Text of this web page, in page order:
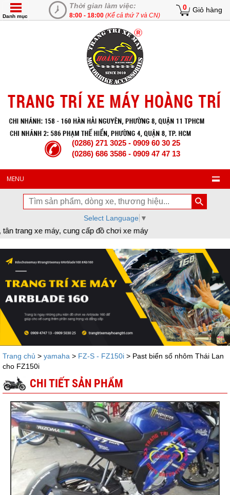
Thời gian làm việc:
8:00 - 18:00 (Kể cả thứ 7 và CN)
0 Giỏ hàng
Danh mục
(0286) 271 3025 - 0909 60 30 25
(0286) 686 3586 - 0909 47 47 13
MENU
Select Language ▼
cung cấp đồ chơi xe máy
Trang chủ > yamaha > FZ-S - FZ150i > Past biển số nhôm Thái Lan
cho FZ150i
CHI TIẾT SẢN PHẨM